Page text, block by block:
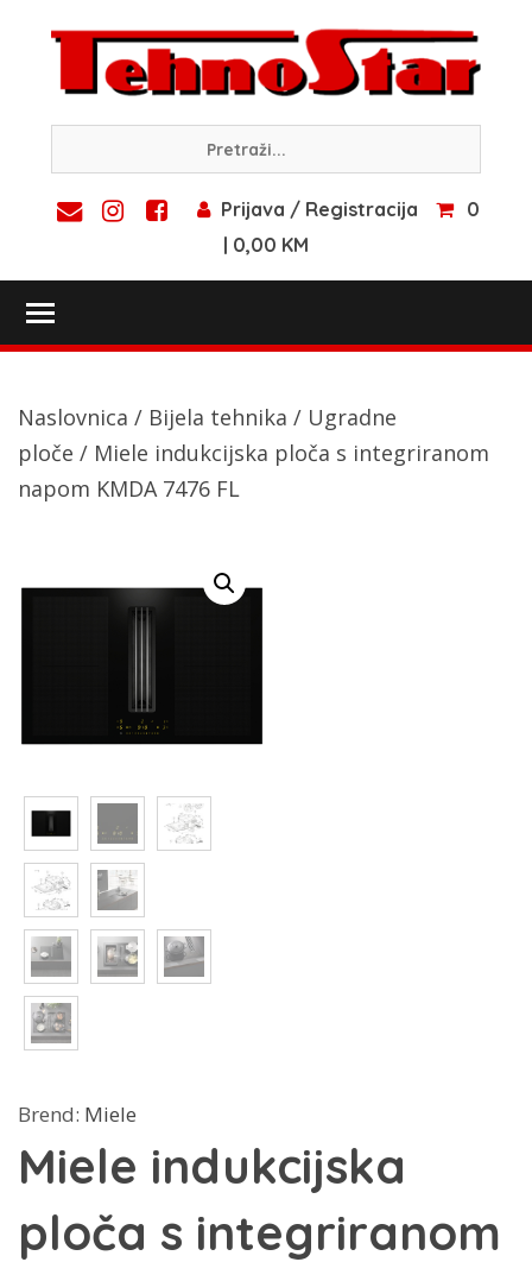
content
Prijava / Registracija
0
| 0,00 KM
Naslovnica / Bijela tehnika / Ugradne
ploče / Miele indukcijska ploča s integriranom
napom KMDA 7476 FL
Brend: Miele
Miele indukcijska
ploča s integriranom